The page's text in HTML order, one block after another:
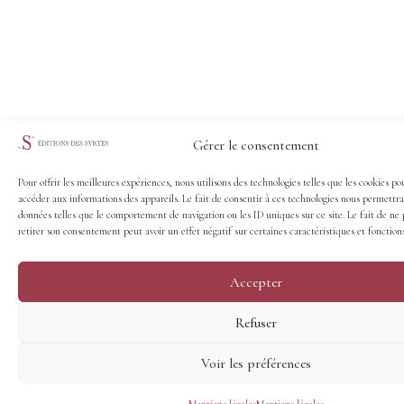
Gérer le consentement
Pour offrir les meilleures expériences, nous utilisons des technologies telles que les cookies
accéder aux informations des appareils. Le fait de consentir à ces technologies nous
données telles que le comportement de navigation ou les ID uniques sur ce site. Le fait de ne
retirer son consentement peut avoir un effet négatif sur certaines caractéristiques et
Accepter
Refuser
Voir les préférences